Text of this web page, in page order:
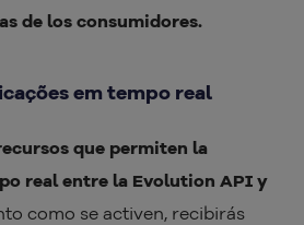
de los consumidores.
em tempo real
que permiten la
real entre la Evolution API y
como se activen, recibirás